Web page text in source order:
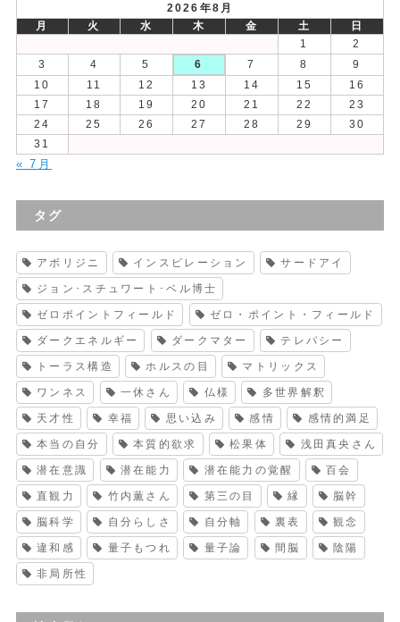
2026年8月
月
火 水 木 金 土
日
1
2
3
4 5 6 7 8
9
10
11 12 13 14 15
16
17
18 19 20 21 22
23
24
25 26 27 28 29
30
31
« 7月
タグ
アボリジニ インスピレーション サードアイ
ジョン･スチュワート･ベル博士
ゼロポイントフィールド ゼロ・ポイント・フィールド
ダークエネルギー ダークマター テレパシー
トーラス構造 ホルスの目 マトリックス
ワンネス 一休さん 仏様 多世界解釈
天才性 幸福 思い込み 感情 感情的満足
本当の自分 本質的欲求 松果体 浅田真央さん
潜在意識 潜在能力 潜在能力の覚醒 百会
直観力 竹内薫さん 第三の目 縁 脳幹
脳科学 自分らしさ 自分軸 裏表 観念
違和感 量子もつれ 量子論 間脳 陰陽
非局所性